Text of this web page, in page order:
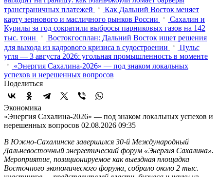
трансграничных платежей
Как Дальний Восток меняет
карту зернового и масличного рынков России
Сахалин и
Курилы за год сократили выбросы парниковых газов на 142
тыс. тонн
Востокгосплан: Дальний Восток ищет решения
для выхода из кадрового кризиса в судостроении
Пульс
угля — 3 августа 2026: угольная промышленность в моменте
«Энергия Сахалина-2026» — под знаком локальных
успехов и нерешенных вопросов
Поделиться
Экономика
«Энергия Сахалина-2026» — под знаком локальных успехов и
нерешенных вопросов 02.08.2026 09:35
В Южно-Сахалинске завершился 30-й Международный
Дальневосточный энергетический форум «Энергия Сахалина».
Мероприятие, позиционируемое как выездная площадка
Восточного экономического форума, собрало около 2 тыс.